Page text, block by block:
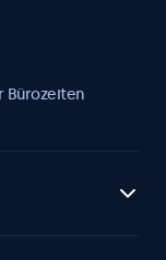
Bürozeiten